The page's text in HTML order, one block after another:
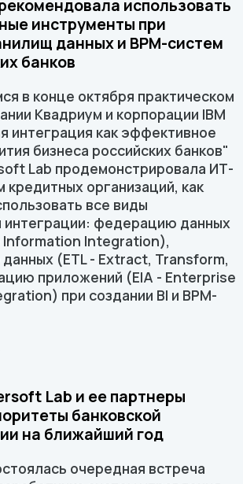
использовать
инструменты при
данных и ВРМ-систем
банков
в конце октября практическом
Квадриум и корпорации IBM
интеграция как эффективное
бизнеса российских банков"
Lab продемонстрировала ИТ-
кредитных организаций, как
все виды
федерацию данных
Information Integration),
(ЕТL - Extract, Transform,
приложений (EIA - Enterprise
при создании BI и ВРМ-
Lab и ее партнеры
банковской
на ближайший год
очередная встреча